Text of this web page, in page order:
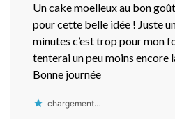
Un cake moelleux au bon
pour cette belle idée ! Juste
minutes c’est trop pour mon
tenterai un peu moins encore
Bonne journée
chargement…